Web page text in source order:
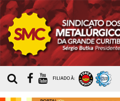
FILIADO À: